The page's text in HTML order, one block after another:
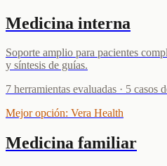
Medicina interna
Soporte amplio para pacientes
y síntesis de guías.
7 herramientas evaluadas · 5 casos
Mejor opción: Vera Health
Medicina familiar